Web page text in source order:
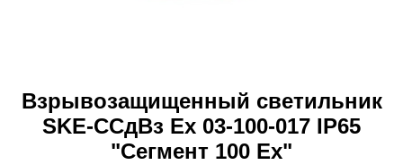
Взрывозащищенный светильник
SKE-ССдВз Ех 03-100-017 IP65
"Сегмент 100 Ех"